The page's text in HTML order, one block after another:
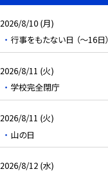
2026/8/10 (月)
行事をもたない日 （～16日）
2026/8/11 (火)
学校完全閉庁
2026/8/11 (火)
山の日
2026/8/12 (水)